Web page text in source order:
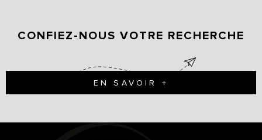
CONFIEZ-NOUS VOTRE RECHERCHE
EN SAVOIR +